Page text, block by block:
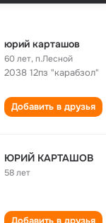
юрий карташов
60 лет,п.Лесной
2038 12пз "карабзол"
Добавить в друзья
ЮРИЙ КАРТАШОВ
58 лет
Добавить в друзья